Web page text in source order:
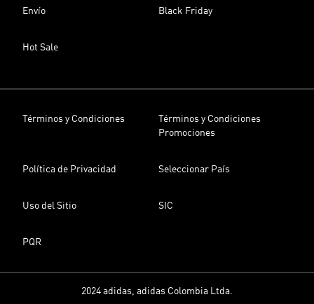
Envío Black Friday
Hot Sale
Términos y Condiciones
Términos y Condiciones
Promociones
Política de Privacidad Seleccionar País
Uso del Sitio SIC
PQR
2024 adidas, adidas Colombia Ltda.